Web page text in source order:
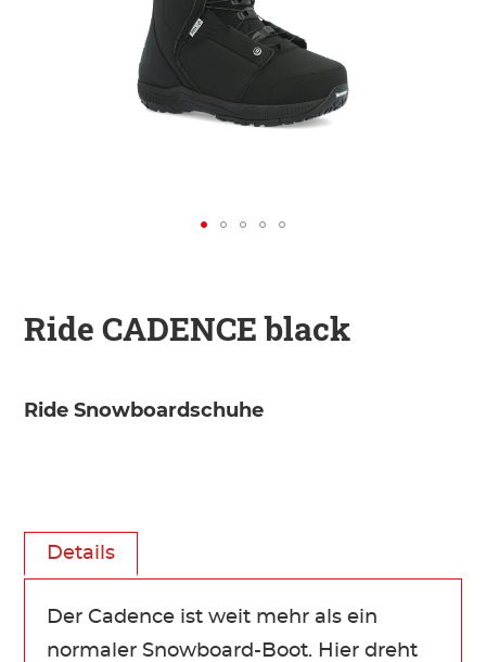
Ride CADENCE black
Ride Snowboardschuhe
Details
Der Cadence ist weit mehr als ein
normaler Snowboard-Boot. Hier dreht